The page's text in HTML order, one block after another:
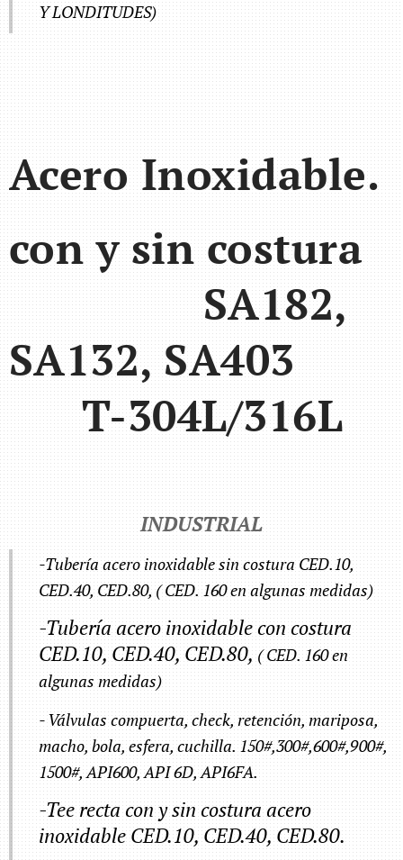
Y LONDITUDES)
Acero Inoxidable.
con y sin costura
SA182,
SA132, SA403
T-304L/316L
INDUSTRIAL
-Tubería acero inoxidable sin costura CED.10,
CED.40, CED.80, ( CED. 160 en algunas medidas)
-Tubería acero inoxidable con costura
CED.10, CED.40, CED.80,( CED. 160 en
algunas medidas)
- Válvulas compuerta, check, retención, mariposa,
macho, bola, esfera, cuchilla. 150#,300#,600#,900#,
1500#, API600, API 6D, API6FA.
-Tee recta con y sin costura acero
inoxidable CED.10, CED.40, CED.80.